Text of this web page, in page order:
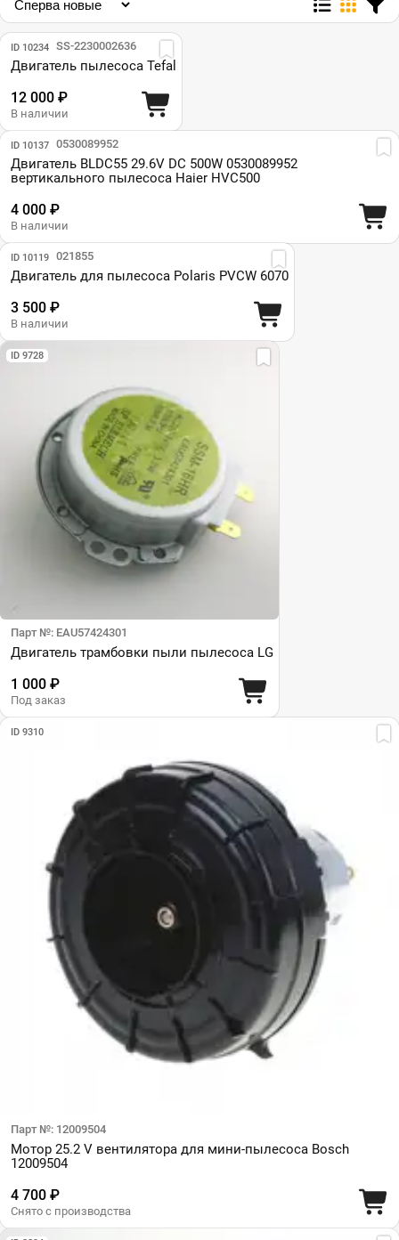
ID 10234
Парт №: SS-2230002636
Двигатель пылесоса Tefal
12 000 ₽
В наличии
ID 10137
Парт №: 0530089952
Двигатель BLDC55 29.6V DC 500W 0530089952
вертикального пылесоса Haier HVC500
4 000 ₽
В наличии
ID 10119
Парт №: 021855
Двигатель для пылесоса Polaris PVCW 6070
3 500 ₽
В наличии
ID 9728
Парт №: EAU57424301
Двигатель трамбовки пыли пылесоса LG
1 000 ₽
Под заказ
ID 9310
Парт №: 12009504
Мотор 25.2 V вентилятора для мини-пылесоса Bosch
12009504
4 700 ₽
Снято с производства